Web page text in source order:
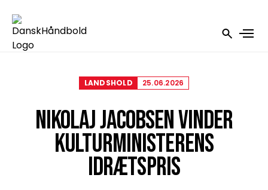
LANDSHOLD 25.06.2026
NIKOLAJ JACOBSEN VINDER
KULTURMINISTERENS
IDRÆTSPRIS